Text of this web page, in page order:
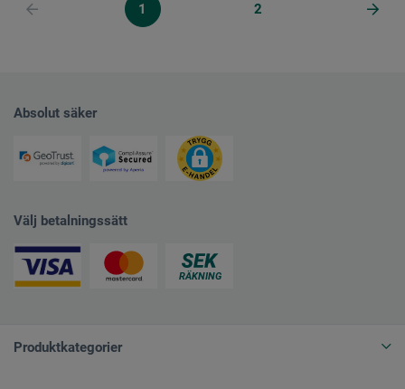
1 2
Absolut säker
Välj betalningssätt
Produktkategorier